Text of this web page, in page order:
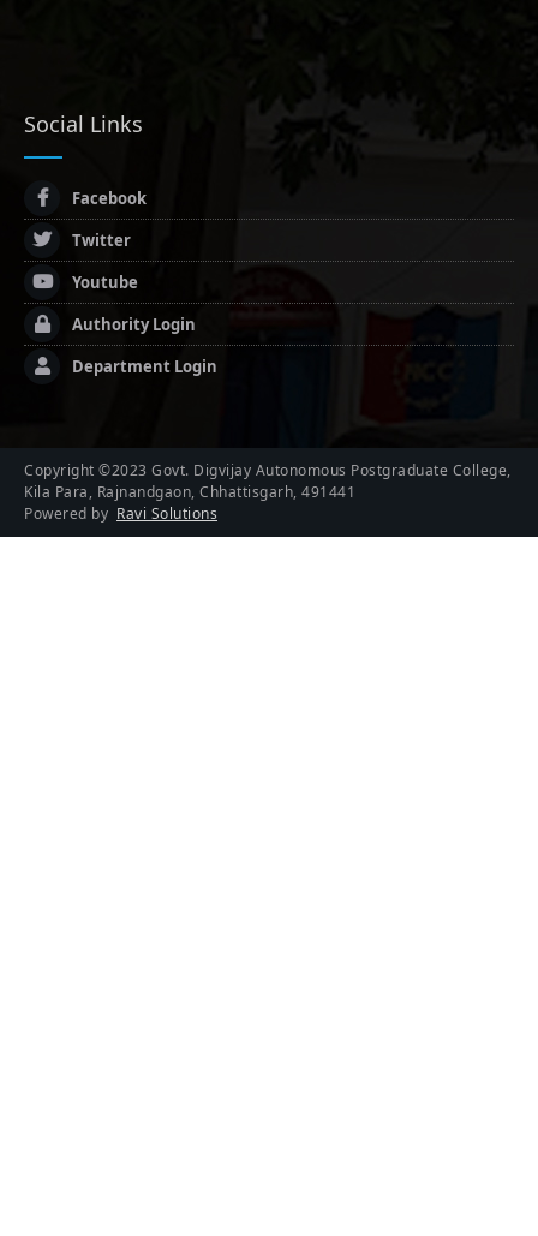
Social Links
Facebook
Twitter
Youtube
Authority Login
Department Login
Copyright ©2023 Govt. Digvijay Autonomous Postgraduate College,
Kila Para, Rajnandgaon, Chhattisgarh, 491441
Powered by Ravi Solutions